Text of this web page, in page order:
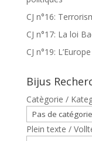
CJ n°16:
CJ n°17: La loi
CJ n°19:
Bijus
Catègorie /
Plein texte /